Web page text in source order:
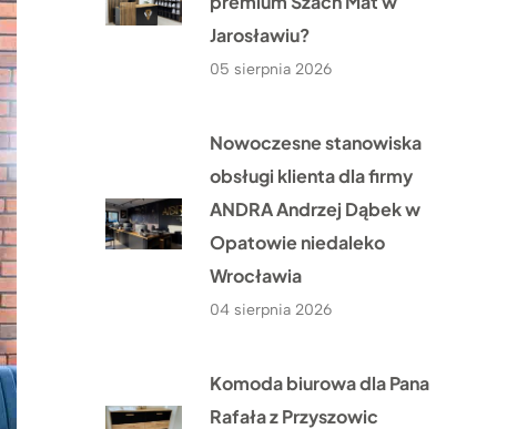
Jarosławiu?
05 sierpnia 2026
Nowoczesne stanowiska
obsługi klienta dla firmy
ANDRA Andrzej Dąbek w
Opatowie niedaleko
Wrocławia
04 sierpnia 2026
Komoda biurowa dla Pana
Rafała z Przyszowic